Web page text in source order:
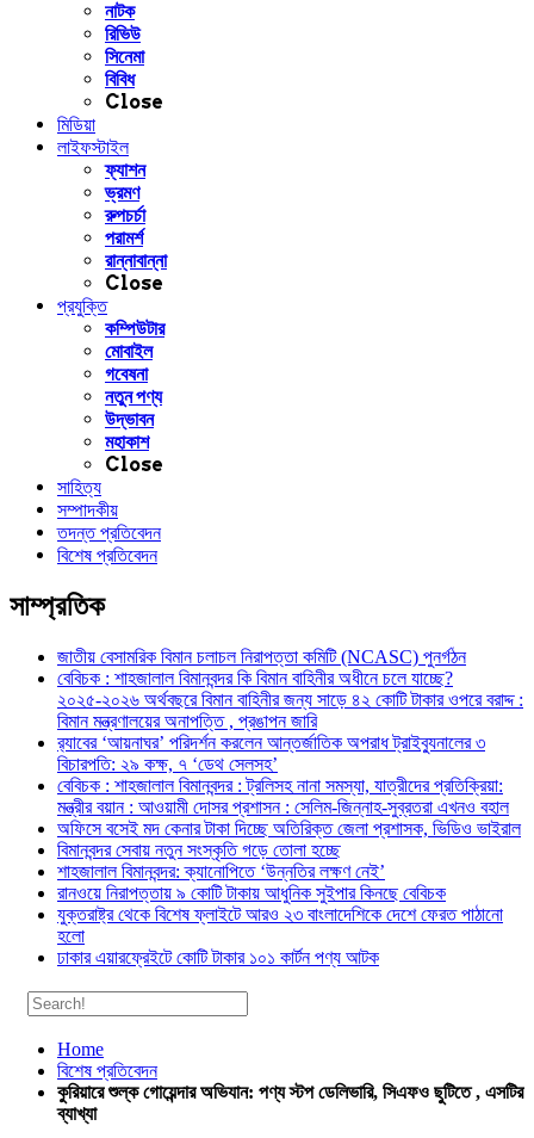
নাটক
রিভিউ
সিনেমা
বিবিধ
Close
মিডিয়া
লাইফস্টাইল
ফ্যাশন
ভ্রমণ
রুপচর্চা
পরামর্শ
রান্নাবান্না
Close
প্রযুক্তি
কম্পিউটার
মোবাইল
গবেষনা
নতুন পণ্য
উদ্ভাবন
মহাকাশ
Close
সাহিত্য
সম্পাদকীয়
তদন্ত প্রতিবেদন
বিশেষ প্রতিবেদন
সাম্প্রতিক
জাতীয় বেসামরিক বিমান চলাচল নিরাপত্তা কমিটি (NCASC) পুনর্গঠন
বেবিচক : শাহজালাল বিমানবন্দর কি বিমান বাহিনীর অধীনে চলে যাচ্ছে?
২০২৫-২০২৬ অর্থবছরে বিমান বাহিনীর জন্য সাড়ে ৪২ কোটি টাকার ওপরে বরাদ্দ :
বিমান মন্ত্রণালয়ের অনাপত্তি , প্রঙাপন জারি
র‍্যাবের ‘আয়নাঘর’ পরিদর্শন করলেন আন্তর্জাতিক অপরাধ ট্রাইব্যুনালের ৩
বিচারপতি: ২৯ কক্ষ, ৭ ‘ডেথ সেলসহ’
বেবিচক : শাহজালাল বিমানবন্দর : ট্রলিসহ নানা সমস্যা, যাত্রীদের প্রতিক্রিয়া:
মন্ত্রীর বয়ান : আওয়ামী দোসর প্রশাসন : সেলিম-জিন্নাহ-সুব্রতরা এখনও বহাল
অফিসে বসেই মদ কেনার টাকা দিচ্ছে অতিরিক্ত জেলা প্রশাসক, ভিডিও ভাইরাল
বিমানবন্দর সেবায় নতুন সংস্কৃতি গড়ে তোলা হচ্ছে
শাহজালাল বিমানবন্দর: ক্যানোপিতে ‘উন্নতির লক্ষণ নেই’
রানওয়ে নিরাপত্তায় ৯ কোটি টাকায় আধুনিক সুইপার কিনছে বেবিচক
যুক্তরাষ্ট্র থেকে বিশেষ ফ্লাইটে আরও ২৩ বাংলাদেশিকে দেশে ফেরত পাঠানো
হলো
ঢাকার এয়ারফ্রেইটে কোটি টাকার ১০১ কার্টন পণ্য আটক
Home
বিশেষ প্রতিবেদন
কুরিয়ারে শুল্ক গোয়েন্দার অভিযান: পণ্য স্টপ ডেলিভারি, সিএফও ছুটিতে , এসটির
ব্যাখ্যা